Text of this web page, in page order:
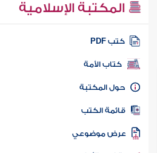
المكتبة الإسلامية
كتب PDF
كتاب الأمة
المكتبة
الكتب